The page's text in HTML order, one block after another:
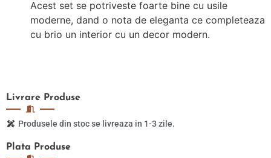
Acest set se potriveste foarte bine cu usile
moderne, dand o nota de eleganta ce completeaza
cu brio un interior cu un decor modern.
Plata Produse
Livrare Produse
Produsele din stoc se livreaza in 1-3 zile.